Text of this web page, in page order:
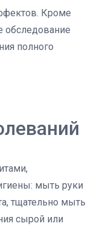
Кроме
обследование
полного
мыть руки
тщательно мыть
сырой или